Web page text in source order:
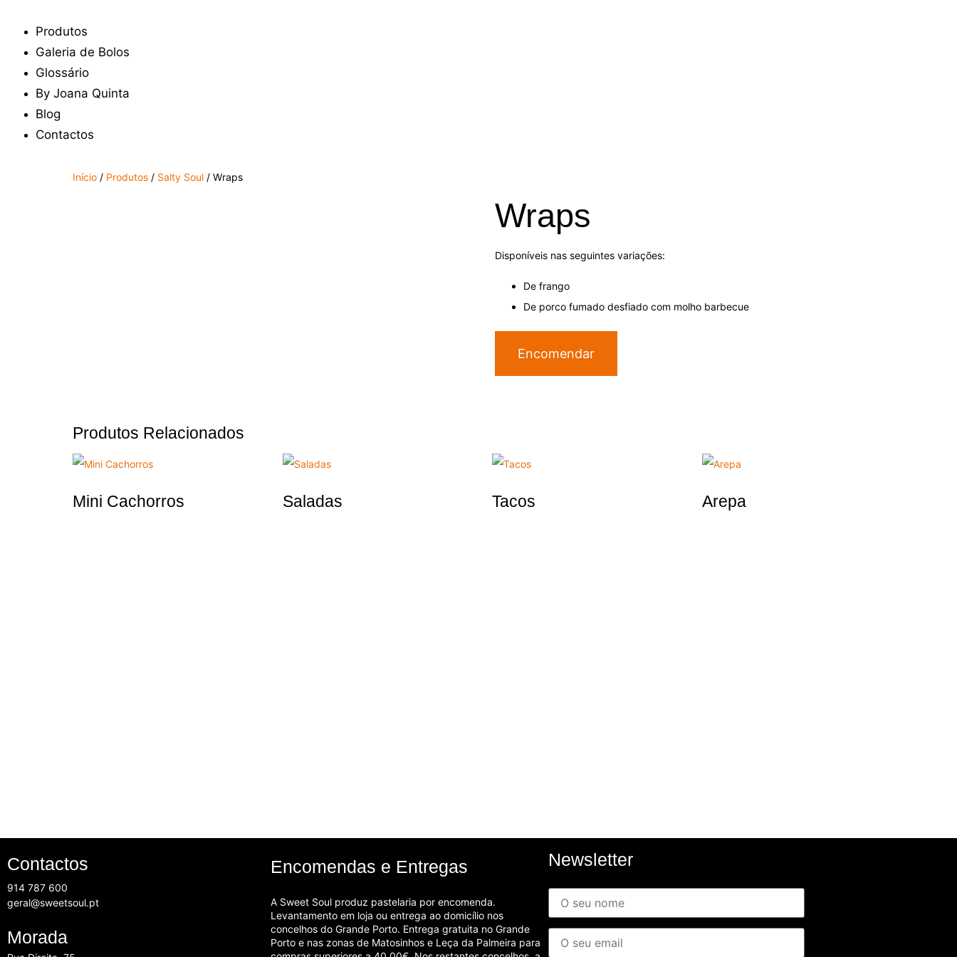
Produtos
Galeria de Bolos
Glossário
By Joana Quinta
Blog
Contactos
Início / Produtos / Salty Soul / Wraps
Wraps
Disponíveis nas seguintes variações:
De frango
De porco fumado desfiado com molho barbecue
Encomendar
Produtos Relacionados
Mini Cachorros Saladas Tacos Arepa
Contactos
914 787 600
geral@sweetsoul.pt
Morada
Encomendas e Entregas
ASweet Soul produz pastelaria por encomenda.
Levantamento em loja ou entrega ao domicílio nos
concelhos do Grande Porto. Entrega gratuita no Grande
Porto e nas zonas de Matosinhos e Leça da Palmeira para
Newsletter